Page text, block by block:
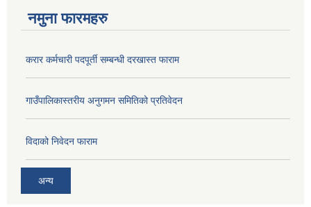
नमुना फारमहरु
करार कर्मचारी पदपूर्ती सम्बन्धी दरखास्त फाराम
गाउँपालिकास्तरीय अनुगमन समितिको प्रतिवेदन
विदाको निवेदन फाराम
अन्य